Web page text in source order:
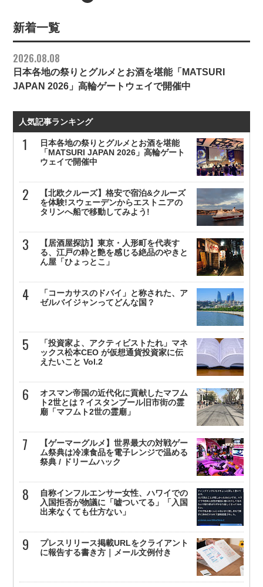
新着一覧
2026.08.08
日本各地の祭りとグルメとお酒を堪能「MATSURI
JAPAN 2026」高輪ゲートウェイで開催中
人気記事ランキング
日本各地の祭りとグルメとお酒を堪能
「MATSURI JAPAN 2026」高輪ゲート
ウェイで開催中
【北欧クルーズ】格安で宿泊&クルーズ
を体験!スウェーデンからエストニアの
タリンへ船で移動してみよう!
【居酒屋探訪】東京・人形町を代表す
る、江戸の粋と艶を感じる絶品のやきと
ん屋「ひょっとこ」
「コーカサスのドバイ」と称された、ア
ゼルバイジャンってどんな国？
「投資家よ、アクティビストたれ」マネ
ックス松本CEO が仮想通貨投資家に伝
えたいこと Vol.2
オスマン帝国の近代化に貢献したマフム
ト2世とは？イスタンブール旧市街の霊
廟「マフムト2世の霊廟」
【ゲーマーグルメ】世界最大の対戦ゲー
ム祭典は冷凍食品を電子レンジで温める
祭典 / ドリームハック
自称インフルエンサー女性、ハワイでの
入国拒否が物議に「嘘ついてる」「入国
出来なくても仕方ない」
プレスリリース掲載URLをクライアント
に報告する書き方｜メール文例付き